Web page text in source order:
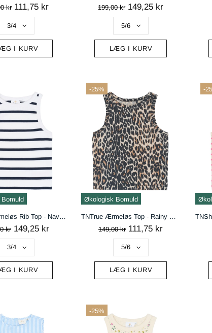
kr 111,75 kr
I KURV
199,00 kr 149,25 kr
LÆG I KURV
TNTish Ærmeløs Rib Top - Navy Blazer Striped
kr 149,25 kr
I KURV
-25%
Økologisk Bomuld
TNTrue Ærmeløs Top - Rainy Day AOP TN
149,00 kr 111,75 kr
LÆG I KURV
-
-25%